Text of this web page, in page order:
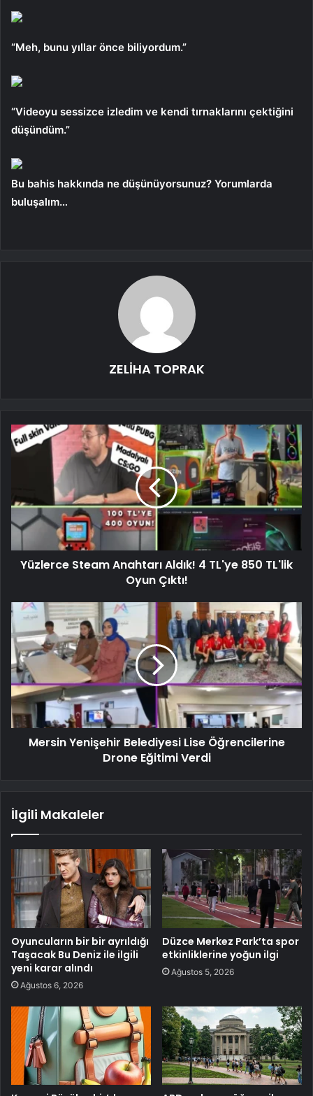
“Meh, bunu yıllar önce biliyordum.”
“Videoyu sessizce izledim ve kendi tırnaklarını çektiğini
düşündüm.”
Bu bahis hakkında ne düşünüyorsunuz? Yorumlarda
buluşalım…
ZELİHA TOPRAK
Yüzlerce Steam Anahtarı Aldık! 4 TL'ye 850 TL'lik
Oyun Çıktı!
Mersin Yenişehir Belediyesi Lise Öğrencilerine
Drone Eğitimi Verdi
İlgili Makaleler
Oyuncuların bir bir ayrıldığı
Taşacak Bu Deniz ile ilgili
yeni karar alındı
Ağustos 6, 2026
Düzce Merkez Park’ta spor
etkinliklerine yoğun ilgi
Ağustos 5, 2026